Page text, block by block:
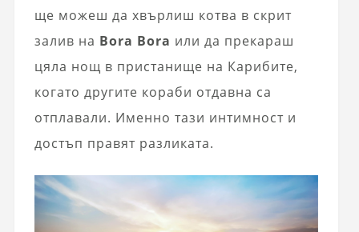
ще можеш да хвърлиш котва в скрит
залив на Bora Bora или да прекараш
цяла нощ в пристанище на Карибите,
когато другите кораби отдавна са
отплавали. Именно тази интимност и
достъп правят разликата.